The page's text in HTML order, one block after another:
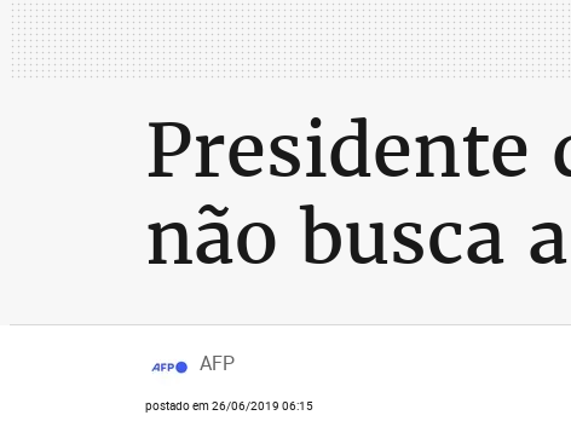
Presidente
não busca
AFP
postado em 26/06/2019 06:15